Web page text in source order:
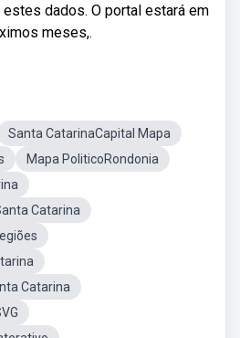
dados. O portal estará em
meses,.
Santa CatarinaCapital Mapa
Mapa PoliticoRondonia
Catarina
Catarina